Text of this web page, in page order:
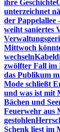
ihre Geschichte
unterzeichnet
der
weiht saniertes
Mittwoch
wechseln
zwölfter Fall im
das Publikum
Mode schließt
und was ist mit
Bächen und
Feuerwehr aus
gestohlen
Schenk liest im